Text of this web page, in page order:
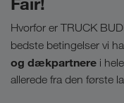
Hvorfor er TRUCK
bedste betingelser vi
og dækpartnere i
allerede fra den første